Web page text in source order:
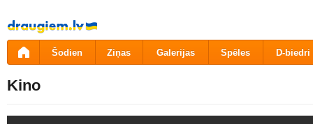
Pāriet
uz
saturu
Šodien Ziņas Galerijas Spēles D-biedri
Kino